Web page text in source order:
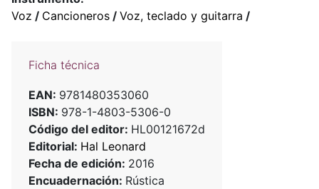
Voz / Cancioneros / Voz, teclado y guitarra /
Ficha técnica
EAN: 9781480353060
ISBN: 978-1-4803-5306-0
Código del editor: HL00121672d
Editorial: Hal Leonard
Fecha de edición: 2016
Encuadernación: Rústica